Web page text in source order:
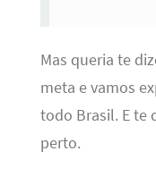
Mas queria te
meta e vamos
todo Brasil. E te
perto.